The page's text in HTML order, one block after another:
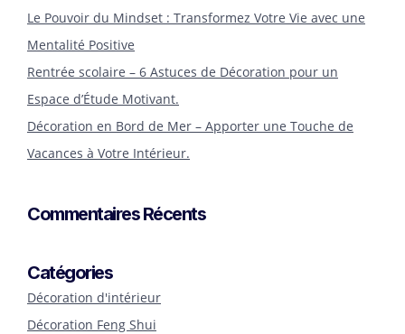
Le Pouvoir du Mindset : Transformez Votre Vie avec une
Mentalité Positive
Rentrée scolaire – 6 Astuces de Décoration pour un
Espace d’Étude Motivant.
Décoration en Bord de Mer – Apporter une Touche de
Vacances à Votre Intérieur.
Commentaires Récents
Catégories
Décoration d'intérieur
Décoration Feng Shui